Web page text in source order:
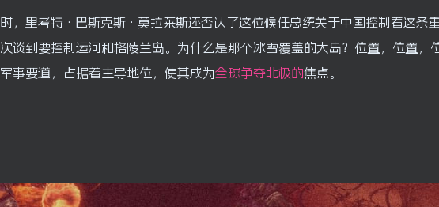
时，里考特·巴斯克斯·莫拉莱斯还否认了这位候任总统关于中国控制着这条
谈到要控制运河和格陵兰岛。为什么是那个冰雪覆盖的大岛？位置，位置，
事要道，占据着主导地位，使其成为全球争夺北极的焦点。